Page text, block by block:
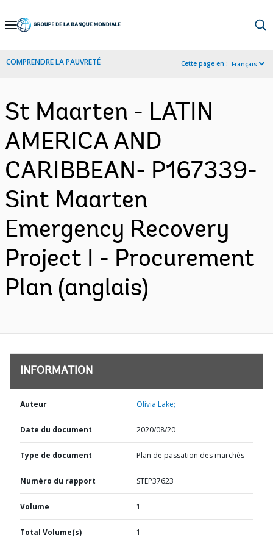
Skip
Navigation
COMPRENDRE LA PAUVRETÉ Cette page en : Français
St Maarten - LATIN
AMERICA AND
CARIBBEAN- P167339-
Sint Maarten
Emergency Recovery
Project I - Procurement
Plan (anglais)
INFORMATION
Auteur Olivia Lake;
Date du document 2020/08/20
Type de document Plan de passation des marchés
Numéro du rapport STEP37623
Volume 1
Total Volume(s) 1